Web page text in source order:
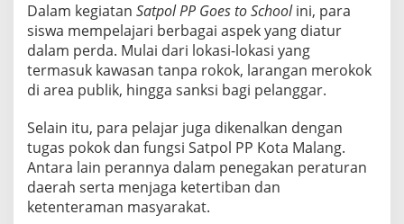
Dalam kegiatan Satpol PP Goes to Schoolini, para
siswa mempelajari berbagai aspek yang diatur
dalam perda. Mulai dari lokasi-lokasi yang
termasuk kawasan tanpa rokok, larangan merokok
di area publik, hingga sanksi bagi pelanggar.
Selain itu, para pelajar juga dikenalkan dengan
tugas pokok dan fungsi Satpol PP Kota Malang.
Antara lain perannya dalam penegakan peraturan
daerah serta menjaga ketertiban dan
ketenteraman masyarakat.